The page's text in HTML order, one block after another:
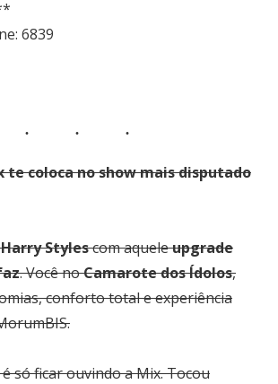
6839
te coloca no show mais disputado
Harry Stylescom aqueleupgrade
. Você noCamarote dos Ídolos,
conforto total e experiência
só ficar ouvindo a Mix. Tocou